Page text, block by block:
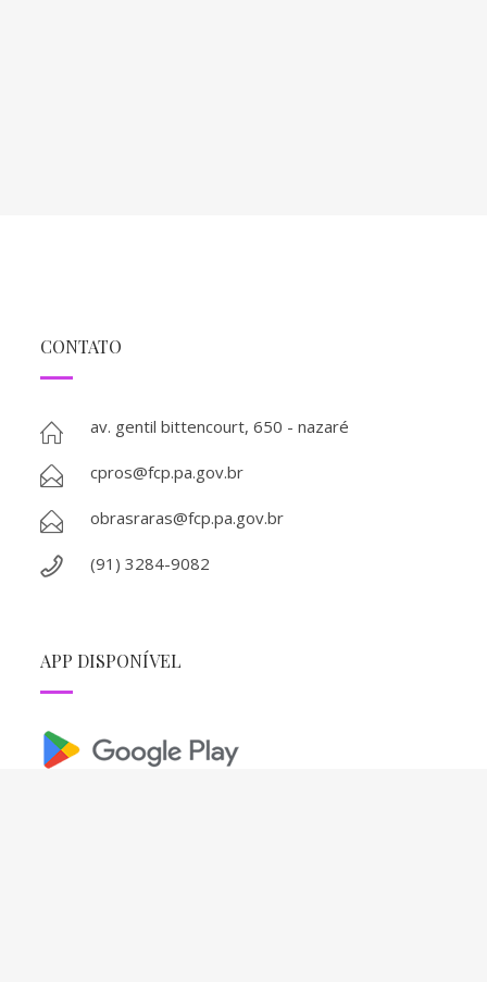
CONTATO
av. gentil bittencourt, 650 - nazaré
cpros@fcp.pa.gov.br
obrasraras@fcp.pa.gov.br
(91) 3284-9082
APP DISPONÍVEL